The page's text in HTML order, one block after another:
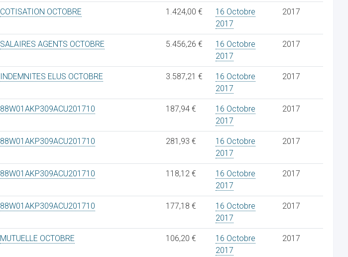
COTISATION OCTOBRE 1.424,00 €
16 Octobre
2017
2017
SALAIRES AGENTS OCTOBRE 5.456,26 €
16 Octobre
2017
2017
INDEMNITES ELUS OCTOBRE 3.587,21 €
16 Octobre
2017
2017
88W01AKP309ACU201710 187,94 €
16 Octobre
2017
2017
88W01AKP309ACU201710 281,93 €
16 Octobre
2017
2017
88W01AKP309ACU201710 118,12 €
16 Octobre
2017
2017
88W01AKP309ACU201710 177,18 €
16 Octobre
2017
2017
MUTUELLE OCTOBRE 106,20 €
16 Octobre
2017
2017